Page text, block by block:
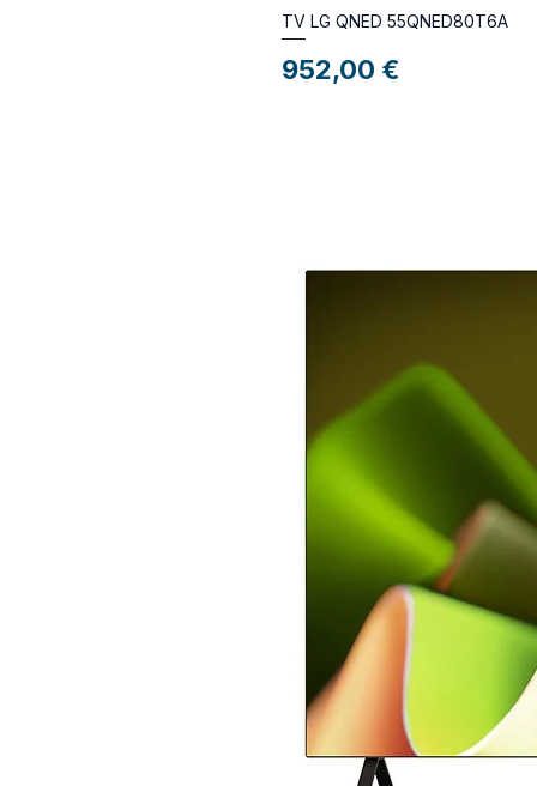
TV LG QNED 55QNED80T6A
Preço
952,00 €